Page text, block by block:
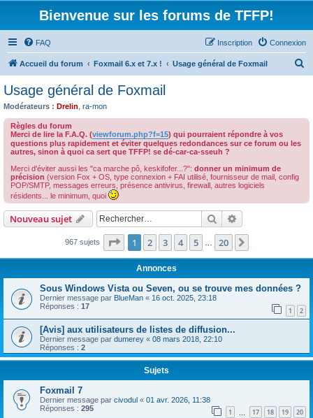
Bienvenue sur les forums de TFFP!
FAQ Connexion
Inscription
Accueil du forum Foxmail 6.x et 7.x ! Usage général de Foxmail
Usage général de Foxmail
Modérateurs : Drelin ra-mon
Règles du forum
Merci de lire la F.A.Q. (viewforum.php?f=15) qui pourraient répondre à vos
questions plus rapidement et éviter quelques redondances sur ce forum ou les
autres, sinon à quoi ca sert que TFFP! se dé-car-ca-sseuh ?
Merci d'éviter aussi les "ca marche pô, keskifofer...?": donner un minimum de
précision (version Fox + OS, type connexion + FAI utilisé, fournisseur de mail, config
POP/SMTP, messages erreurs, présence antivirus, firewall, autres logiciels
résidents... le minimum, quoi
Nouveau sujet Rechercher
967 sujets Page 1sur20
1 2 3 4 5 20
Annonces
Sous Windows Vista ou Seven, ou se trouve mes données ?
Dernier message par BlueMan « 16 oct. 2025, 23:18
Réponses : 17 1 2
[Avis] aux utilisateurs de listes de diffusion...
Dernier message par dumerey « 08 mars 2018, 22:10
Réponses : 2
Sujets
Foxmail 7
Dernier message par civodul « 01 avr. 2026, 11:38
Réponses : 295 1 17 18 19 20